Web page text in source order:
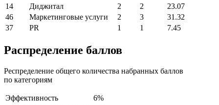
14
Диджитал 2 2
23.07
46
Маркетинговые услуги 2 3
31.32
37
PR 1 1 7.45
Распределение баллов
Респределение общего количества набранных баллов
по категориям
Эффективность
6%